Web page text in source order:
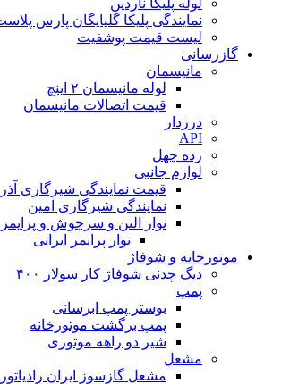
لوله پلیکا ناردین
نمایندگی پلیکا گلپایگان پارس
لیست قیمت پوشفیت
گازرسانی
مانیسمان
لوله مانیسمان ۲ اینچ
قیمت اتصالات مانیسمان
درزدار
API
رده چهل
لوازم جانبی
قیمت نمایندگی شیرگازی آذر
نمایندگی شیرگازی امین
نوار التن و سرجوش و پرایمر
نوار پرایمر ایرانی
موتورخانه و شوفاژ
دیگ چدنی شوفاژ کار سولار ۴۰۰
پمپ
بوستر پمپ ابرسانی
پمپ برگشت موتورخانه
شیر دو راهه موتوری
مشعل
مشعل گازسوز ایران رادیاتور